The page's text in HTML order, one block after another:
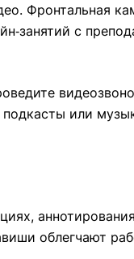
Фронтальная
с
или
облегчают